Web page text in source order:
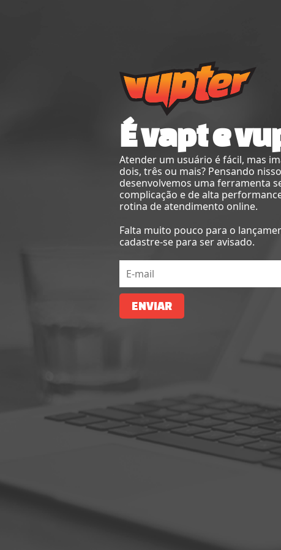
É vapt e
Atender um usuário é fácil, mas
dois, três ou mais? Pensando
desenvolvemos uma ferramenta
complicação e de alta
rotina de atendimento online.
Falta muito pouco para o
cadastre-se para ser avisado.
ENVIAR